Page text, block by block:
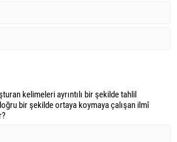
kelimeleri ayrıntılı bir şekilde tahlil
bir şekilde ortaya koymaya çalışan ilmî